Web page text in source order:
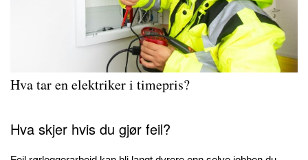
Hva tar en elektriker i timepris?
Hva skjer hvis du gjør feil?